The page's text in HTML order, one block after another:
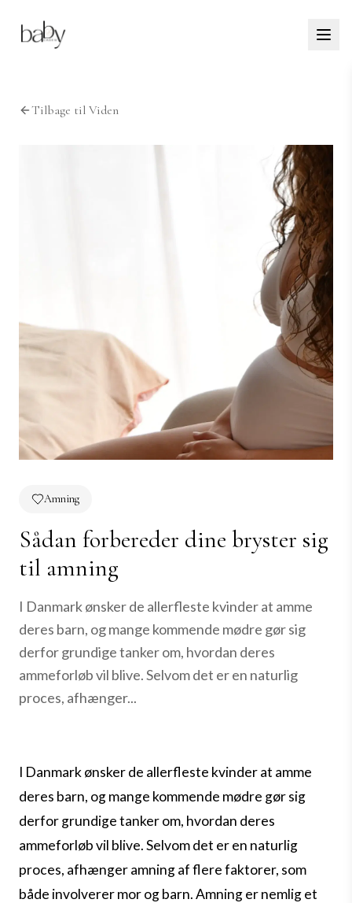
Tilbage til Viden
Amning
Sådan forbereder dine bryster sig
til amning
I Danmark ønsker de allerfleste kvinder at amme
deres barn, og mange kommende mødre gør sig
derfor grundige tanker om, hvordan deres
ammeforløb vil blive. Selvom det er en naturlig
proces, afhænger...
I Danmark ønsker de allerfleste kvinder at amme
deres barn, og mange kommende mødre gør sig
derfor grundige tanker om, hvordan deres
ammeforløb vil blive. Selvom det er en naturlig
proces, afhænger amning af flere faktorer, som
både involverer mor og barn. Amning er nemlig et